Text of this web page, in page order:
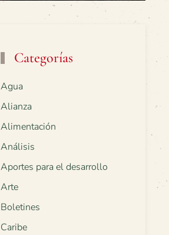
Categorías
Agua
Alianza
Alimentación
Análisis
Aportes para el desarrollo
Arte
Boletines
Caribe